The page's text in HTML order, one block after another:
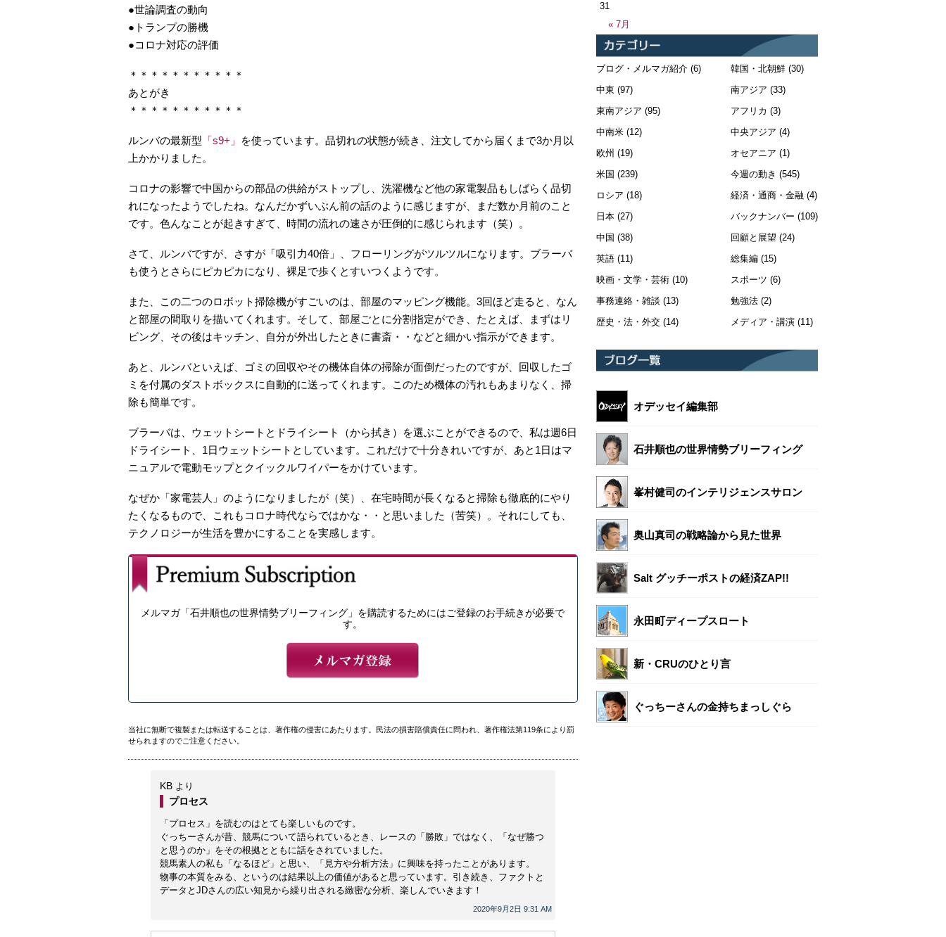
●世論調査の動向
●トランプの勝機
●コロナ対応の評価
＊＊＊＊＊＊＊＊＊＊＊
あとがき
＊＊＊＊＊＊＊＊＊＊＊
ルンバの最新型 「s9+」
を使っています。品切れの状態が続き、注文してから届くまで3か月以
上かかりました。
コロナの影響で中国からの部品の供給がストップし、洗濯機など他の家電製品もしばらく品切
れになったようでしたね。なんだかずいぶん前の話のように感じますが、まだ数か月前のこと
です。色んなことが起きすぎて、時間の流れの速さが圧倒的に感じられます（笑）。
さて、ルンバですが、さすが「吸引力40倍」、フローリングがツルツルになります。ブラーバ
も使うとさらにピカピカになり、裸足で歩くとすいつくようです。
また、この二つのロボット掃除機がすごいのは、部屋のマッピング機能。3回ほど走ると、なん
と部屋の間取りを描いてくれます。そして、部屋ごとに分割指定ができ、たとえば、まずはリ
ビング、その後はキッチン、自分が外出したときに書斎・・などと細かい指示ができます。
あと、ルンバといえば、ゴミの回収やその機体自体の掃除が面倒だったのですが、回収したゴ
ミを付属のダストボックスに自動的に送ってくれます。このため機体の汚れもあまりなく、掃
除も簡単です。
ブラーバは、ウェットシートとドライシート（から拭き）を選ぶことができるので、私は週6日
ドライシート、1日ウェットシートとしています。これだけで十分きれいですが、あと1日はマ
ニュアルで電動モップとクイックルワイパーをかけています。
なぜか「家電芸人」のようになりましたが（笑）、在宅時間が長くなると掃除も徹底的にやり
たくなるもので、これもコロナ時代ならではかな・・と思いました（苦笑）。それにしても、
テクノロジーが生活を豊かにすることを実感します。
メルマガ「石井順也の世界情勢ブリーフィング」を購読するためにはご登録のお手続きが必要で
す。
当社に無断で複製または転送することは、著作権の侵害にあたります。民法の損害賠償責任に問われ、著作権法第119条により罰
せられますのでご注意ください。
KB より
2020年9月2日 9:31 AM
プロセス
「プロセス」を読むのはとても楽しいものです。
ぐっちーさんが昔、競馬について語られているとき、レースの「勝敗」ではなく、「なぜ勝つ
と思うのか」をその根拠とともに話をされていました。
競馬素人の私も「なるほど」と思い、「見方や分析方法」に興味を持ったことがあります。
物事の本質をみる、というのは結果以上の価値があると思っています。引き続き、ファクトと
データとJDさんの広い知見から繰り出される緻密な分析、楽しんでいきます！
« 7月
31
ブログ・メルマガ紹介 (6)
中東 (97)
東南アジア (95)
中南米 (12)
欧州 (19)
米国 (239)
ロシア (18)
日本 (27)
中国 (38)
英語 (11)
映画・文学・芸術 (10)
事務連絡・雑談 (13)
歴史・法・外交 (14)
韓国・北朝鮮(30)
南アジア (33)
アフリカ (3)
中央アジア (4)
オセアニア (1)
今週の動き (545)
経済・通商・金融 (4)
バックナンバー (109)
回顧と展望 (24)
総集編(15)
スポーツ (6)
勉強法(2)
メディア・講演(11)
オデッセイ編集部
石井順也の世界情勢ブリーフィング
峯村健司のインテリジェンスサロン
奥山真司の戦略論から見た世界
Salt グッチーポストの経済ZAP!!
永田町ディープスロート
新・CRUのひとり言
ぐっちーさんの金持ちまっしぐら